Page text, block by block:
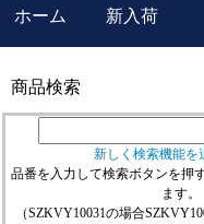
ホーム 新入荷
商品検索
新しく検索機能を
品番を入力して検索ボタンを押
ます。
（SZKVY10031の場合